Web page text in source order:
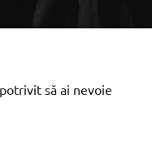
să ai nevoie